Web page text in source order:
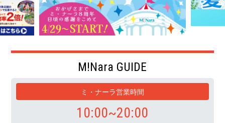
M!Nara GUIDE
ミ・ナーラ営業時間
10:00~20:00